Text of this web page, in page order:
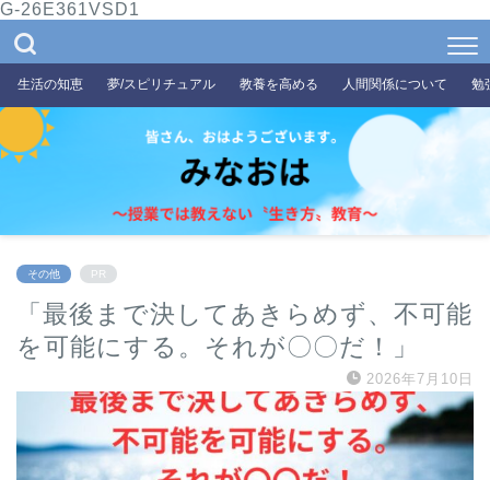
G-26E361VSD1
生活の知恵 夢/スピリチュアル 教養を高める 人間関係について 勉
その他 PR
「最後まで決してあきらめず、不可能
を可能にする。それが〇〇だ！」
2026年7月10日